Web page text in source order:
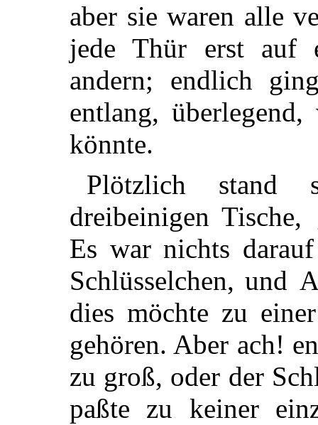
aber sie waren alle
jede Thür erst auf
andern; endlich
entlang,
könnte.
Plötzlich stand
dreibeinigen Tische,
Es war nichts
Schlüsselchen, und
dies möchte zu
gehören. Aber ach!
zu groß, oder der
paßte zu keiner